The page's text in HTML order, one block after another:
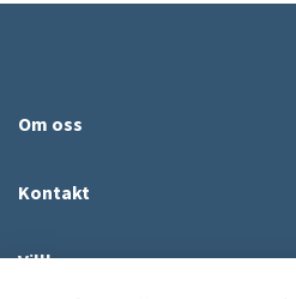
Om oss
Kontakt
Villkor